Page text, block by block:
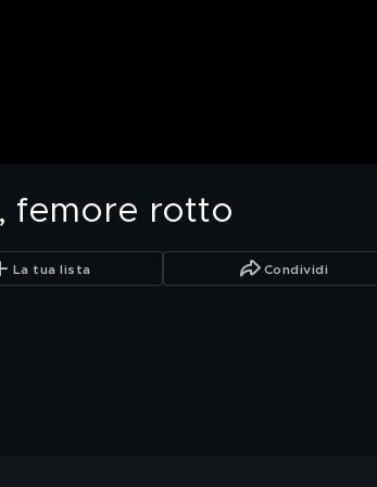
femore rotto
La tua lista Condividi